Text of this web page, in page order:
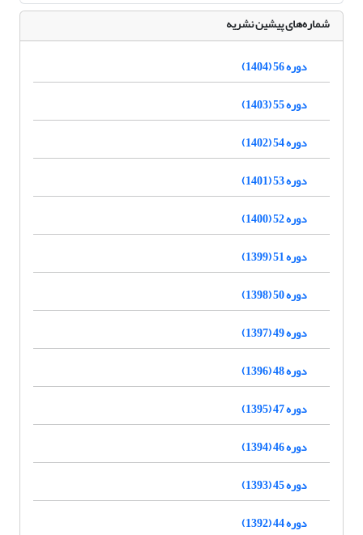
شماره‌های پیشین نشریه
دوره 56 (1404)
دوره 55 (1403)
دوره 54 (1402)
دوره 53 (1401)
دوره 52 (1400)
دوره 51 (1399)
دوره 50 (1398)
دوره 49 (1397)
دوره 48 (1396)
دوره 47 (1395)
دوره 46 (1394)
دوره 45 (1393)
دوره 44 (1392)